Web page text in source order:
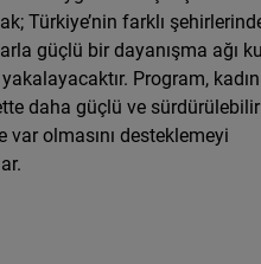
Türkiye’nin farklı
güçlü bir dayanışma ağı
yakalayacaktır. Program,
daha güçlü ve
var olmasını desteklemeyi